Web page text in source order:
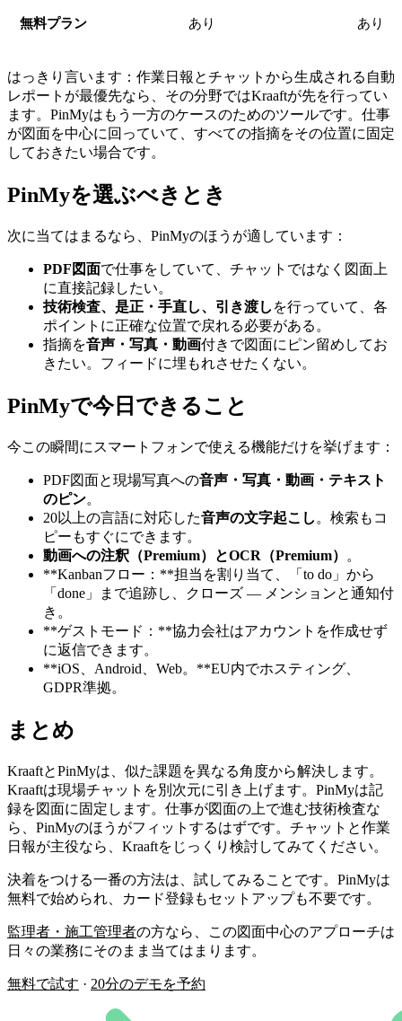
無料プラン あり あり
はっきり言います：作業日報とチャットから生成される自動
レポートが最優先なら、その分野ではKraaftが先を行ってい
ます。PinMyはもう一方のケースのためのツールです。仕事
が図面を中心に回っていて、すべての指摘をその位置に固定
しておきたい場合です。
PinMyを選ぶべきとき
次に当てはまるなら、PinMyのほうが適しています：
PDF図面で仕事をしていて、チャットではなく図面上
に直接記録したい。
技術検査、是正・手直し、引き渡し を行っていて、各
ポイントに正確な位置で戻れる必要がある。
指摘を音声・写真・動画付きで図面にピン留めしてお
きたい。フィードに埋もれさせたくない。
PinMyで今日できること
今この瞬間にスマートフォンで使える機能だけを挙げます：
PDF図面と現場写真への音声・写真・動画・テキスト
のピン。
20以上の言語に対応した音声の文字起こし 。検索もコ
ピーもすぐにできます。
動画への注釈（Premium）
とOCR（Premium）
。
**Kanbanフロー：**担当を割り当て、「to do」から
「done」まで追跡し、クローズ ― メンションと通知付
き。
**ゲストモード：**協力会社はアカウントを作成せず
に返信できます。
**iOS、Android、Web。**EU内でホスティング、
GDPR準拠。
まとめ
KraaftとPinMyは、似た課題を異なる角度から解決します。
Kraaftは現場チャットを別次元に引き上げます。PinMyは記
録を図面に固定します。仕事が図面の上で進む技術検査な
ら、PinMyのほうがフィットするはずです。チャットと作業
日報が主役なら、Kraaftをじっくり検討してみてください。
決着をつける一番の方法は、試してみることです。PinMyは
無料で始められ、カード登録もセットアップも不要です。
監理者・施工管理者の方なら、この図面中心のアプローチは
日々の業務にそのまま当てはまります。
無料で試す · 20分のデモを予約